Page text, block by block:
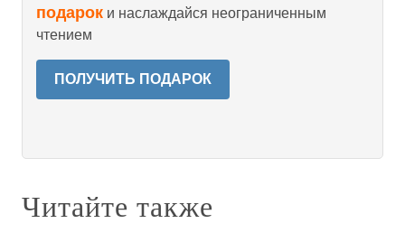
подарок и наслаждайся неограниченным
чтением
ПОЛУЧИТЬ ПОДАРОК
Читайте также